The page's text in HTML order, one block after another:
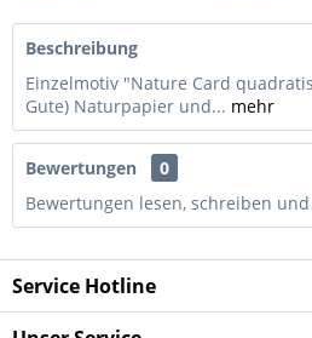
Beschreibung
Einzelmotiv "Nature Card
Gute) Naturpapier und... mehr
Bewertungen
0
Bewertungen lesen, schreiben
Service Hotline